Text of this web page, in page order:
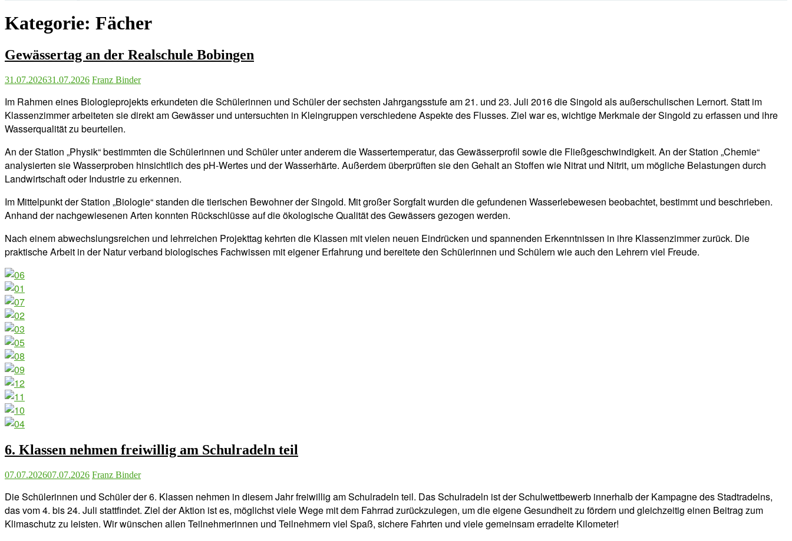
Kategorie: Fächer
Gewässertag an der Realschule Bobingen
31.07.202631.07.2026 Franz Binder
Im Rahmen eines Biologieprojekts erkundeten die Schülerinnen und Schüler der sechsten Jahrgangsstufe am 21. und 23. Juli 2016 die Singold als außerschulischen Lernort. Statt im
Klassenzimmer arbeiteten sie direkt am Gewässer und untersuchten in Kleingruppen verschiedene Aspekte des Flusses. Ziel war es, wichtige Merkmale der Singold zu erfassen und ihre
Wasserqualität zu beurteilen.
An der Station „Physik“ bestimmten die Schülerinnen und Schüler unter anderem die Wassertemperatur, das Gewässerprofil sowie die Fließgeschwindigkeit. An der Station „Chemie“
analysierten sie Wasserproben hinsichtlich des pH-Wertes und der Wasserhärte. Außerdem überprüften sie den Gehalt an Stoffen wie Nitrat und Nitrit, um mögliche Belastungen durch
Landwirtschaft oder Industrie zu erkennen.
Im Mittelpunkt der Station „Biologie“ standen die tierischen Bewohner der Singold. Mit großer Sorgfalt wurden die gefundenen Wasserlebewesen beobachtet, bestimmt und beschrieben.
Anhand der nachgewiesenen Arten konnten Rückschlüsse auf die ökologische Qualität des Gewässers gezogen werden.
Nach einem abwechslungsreichen und lehrreichen Projekttag kehrten die Klassen mit vielen neuen Eindrücken und spannenden Erkenntnissen in ihre Klassenzimmer zurück. Die
praktische Arbeit in der Natur verband biologisches Fachwissen mit eigener Erfahrung und bereitete den Schülerinnen und Schülern wie auch den Lehrern viel Freude.
6. Klassen nehmen freiwillig am Schulradeln teil
07.07.202607.07.2026 Franz Binder
Die Schülerinnen und Schüler der 6. Klassen nehmen in diesem Jahr freiwillig am Schulradeln teil. Das Schulradeln ist der Schulwettbewerb innerhalb der Kampagne des Stadtradelns,
das vom 4. bis 24. Juli stattfindet. Ziel der Aktion ist es, möglichst viele Wege mit dem Fahrrad zurückzulegen, um die eigene Gesundheit zu fördern und gleichzeitig einen Beitrag zum
Klimaschutz zu leisten. Wir wünschen allen Teilnehmerinnen und Teilnehmern viel Spaß, sichere Fahrten und viele gemeinsam erradelte Kilometer!